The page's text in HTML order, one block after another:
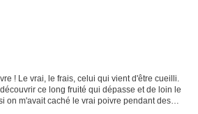
! Le vrai, le frais, celui qui vient d'être cueilli.
ce long fruité qui dépasse et de loin le
on m'avait caché le vrai poivre pendant des